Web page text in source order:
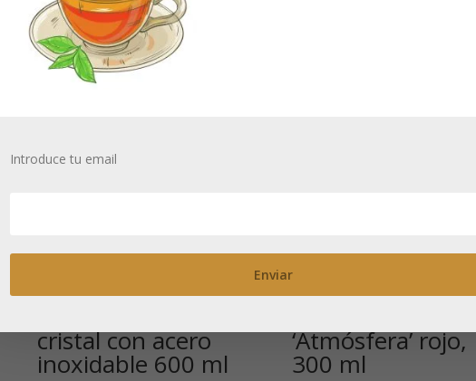
cristal con acero
inoxidable 600 ml
‘Atmósfera’ rojo,
300 ml
Introduce tu email